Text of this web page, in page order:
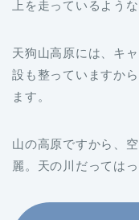
上を走っているよう
天狗山高原には、キ
設も整っていますか
ます。
山の高原ですから、
麗。天の川だっては